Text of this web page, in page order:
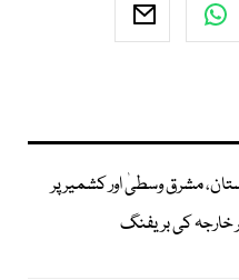
مشرق وسطیٰ اور کشمیر پر
خارجہ کی بریفنگ